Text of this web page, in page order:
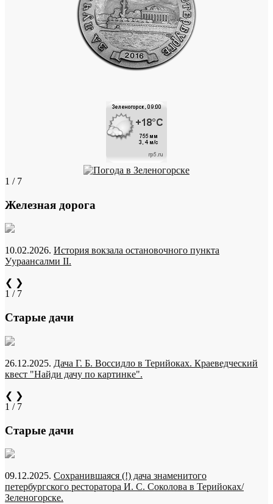
1 / 7
Железная дорога
10.02.2026. История вокзала остановочного пункта
Уураансалми II.
❮ ❯
1 / 7
Старые дачи
26.12.2025. Дача Г. Б. Воссидло в Терийоках. Краеведческий
квест "Найди дачу по картинке".
❮ ❯
1 / 7
Старые дачи
09.12.2025. Сохранившаяся (!) дача знаменитого
петербургского ресторатора И. С. Соколова в Терийоках/
Зеленогорске.